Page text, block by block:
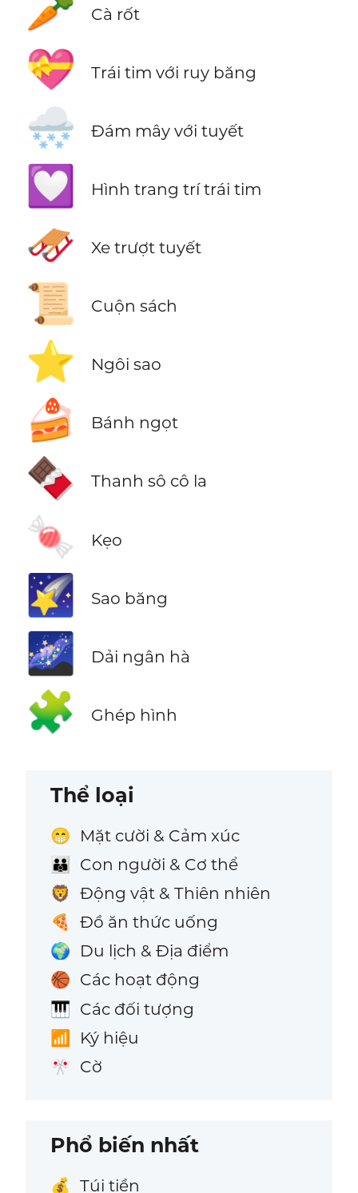
🥕 Cà rốt
💝 Trái tim với ruy băng
🌨️ Đám mây với tuyết
💟 Hình trang trí trái tim
🛷 Xe trượt tuyết
📜 Cuộn sách
⭐ Ngôi sao
🍰 Bánh ngọt
🍫 Thanh sô cô la
🍬 Kẹo
🌠 Sao băng
🌌 Dải ngân hà
🧩 Ghép hình
Thể loại
😁 Mặt cười & Cảm xúc
👪 Con người & Cơ thể
🦁 Động vật & Thiên nhiên
🍕 Đồ ăn thức uống
🌍 Du lịch & Địa điểm
🏀 Các hoạt động
🎹 Các đối tượng
📶 Ký hiệu
🎌 Cờ
Phổ biến nhất
💰 Túi tiền